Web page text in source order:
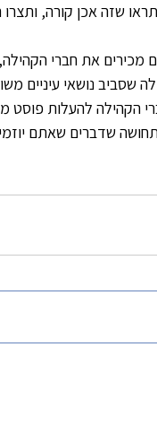
שזה אכן קורה, ותצרו
מכירים את חברי
שסביב נושאי עיניים
הקהילה להעלות
שדברים שאתם